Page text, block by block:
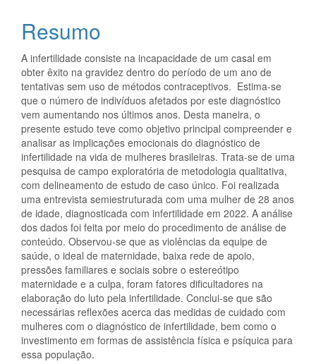
Resumo
A infertilidade consiste na incapacidade de um casal em
obter êxito na gravidez dentro do período de um ano de
tentativas sem uso de métodos contraceptivos. Estima-se
que o número de indivíduos afetados por este diagnóstico
vem aumentando nos últimos anos. Desta maneira, o
presente estudo teve como objetivo principal compreender e
analisar as implicações emocionais do diagnóstico de
infertilidade na vida de mulheres brasileiras. Trata-se de uma
pesquisa de campo exploratória de metodologia qualitativa,
com delineamento de estudo de caso único. Foi realizada
uma entrevista semiestruturada com uma mulher de 28 anos
de idade, diagnosticada com infertilidade em 2022. A análise
dos dados foi feita por meio do procedimento de análise de
conteúdo. Observou-se que as violências da equipe de
saúde, o ideal de maternidade, baixa rede de apoio,
pressões familiares e sociais sobre o estereótipo
maternidade e a culpa, foram fatores dificultadores na
elaboração do luto pela infertilidade. Conclui-se que são
necessárias reflexões acerca das medidas de cuidado com
mulheres com o diagnóstico de infertilidade, bem como o
investimento em formas de assistência física e psíquica para
essa população.